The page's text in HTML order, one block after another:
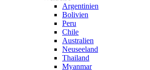
Argentinien
Bolivien
Peru
Chile
Australien
Neuseeland
Thailand
Myanmar